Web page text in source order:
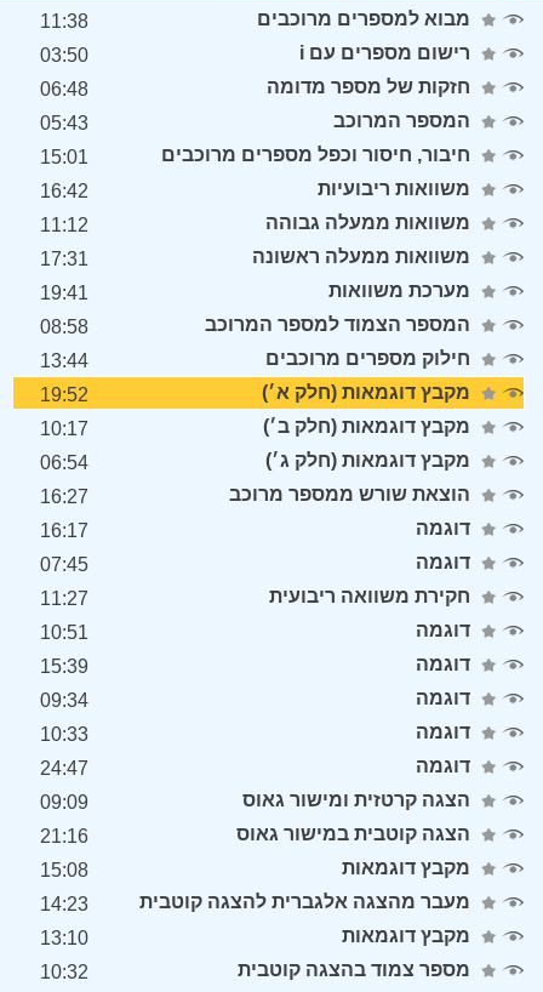
מבוא למספרים מרוכבים
11:38
רישום מספרים עם i
03:50
חזקות של מספר מדומה
06:48
המספר המרוכב
05:43
חיבור, חיסור וכפל מספרים מרוכבים
15:01
משוואות ריבועיות
16:42
משוואות ממעלה גבוהה
11:12
משוואות ממעלה ראשונה
17:31
מערכת משוואות
19:41
המספר הצמוד למספר המרוכב
08:58
חילוק מספרים מרוכבים
13:44
מקבץ דוגמאות (חלק א׳)
19:52
מקבץ דוגמאות (חלק ב׳)
10:17
מקבץ דוגמאות (חלק ג׳)
06:54
הוצאת שורש ממספר מרוכב
16:27
דוגמה
16:17
דוגמה
07:45
חקירת משוואה ריבועית
11:27
דוגמה
10:51
דוגמה
15:39
דוגמה
09:34
דוגמה
10:33
דוגמה
24:47
הצגה קרטזית ומישור גאוס
09:09
הצגה קוטבית במישור גאוס
21:16
מקבץ דוגמאות
15:08
מעבר מהצגה אלגברית להצגה קוטבית
14:23
מקבץ דוגמאות
13:10
מספר צמוד בהצגה קוטבית
10:32